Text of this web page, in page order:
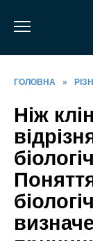
ГОЛОВНА »
Ніж